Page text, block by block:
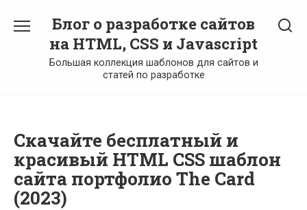
содержанию
Блог о разработке сайтов
на HTML, CSS и Javascript
Большая коллекция шаблонов для сайтов и
статей по разработке
Скачайте бесплатный и
красивый HTML CSS шаблон
сайта портфолио The Card
(2023)